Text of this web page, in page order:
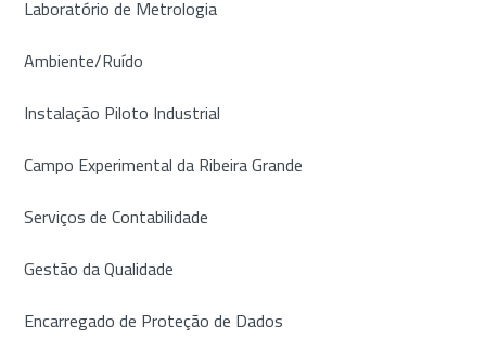
Laboratório de Metrologia
Ambiente/Ruído
Instalação Piloto Industrial
Campo Experimental da Ribeira Grande
Serviços de Contabilidade
Gestão da Qualidade
Encarregado de Proteção de Dados